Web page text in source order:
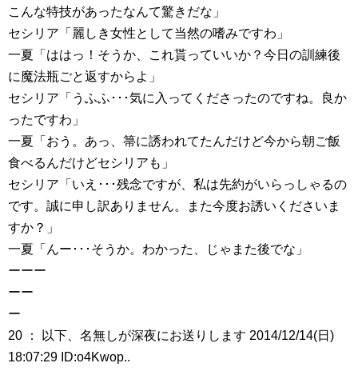
こんな特技があったなんて驚きだな」
セシリア「麗しき女性として当然の嗜みですわ」
一夏「ははっ！そうか、これ貰っていいか？今日の訓練後
に魔法瓶ごと返すからよ」
セシリア「うふふ･･･気に入ってくださったのですね。良か
ったですわ」
一夏「おう。あっ、箒に誘われてたんだけど今から朝ご飯
食べるんだけどセシリアも」
セシリア「いえ･･･残念ですが、私は先約がいらっしゃるの
です。誠に申し訳ありません。また今度お誘いくださいま
すか？」
一夏「んー･･･そうか。わかった、じゃまた後でな」
ーーー
ーー
ー
20 ： 以下、名無しが深夜にお送りします 2014/12/14(日)
18:07:29 ID:o4Kwop..